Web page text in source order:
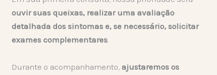
ouvir suas queixas, realizar uma avaliação
detalhada dos sintomas e, se necessário, solicitar
exames complementares.
Durante o acompanhamento, ajustaremos os